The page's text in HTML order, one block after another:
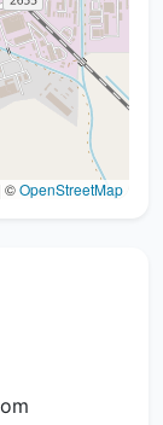
©OpenStreetMap